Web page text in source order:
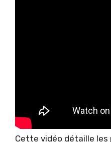
Cette vidéo détaille les